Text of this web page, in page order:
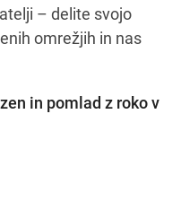
– delite svojo
omrežjih in nas
in pomlad z roko v